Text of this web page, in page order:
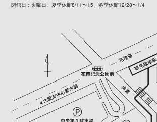
閉館日：火曜日、夏季休館8/11〜15、冬季休館12/28〜1/4